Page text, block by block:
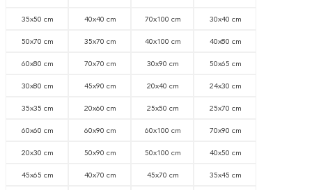
35x50 cm 40x40 cm 70x100 cm 30x40 cm
50x70 cm 35x70 cm 40x100 cm 40x80 cm
60x80 cm 70x70 cm 30x90 cm 50x65 cm
30x80 cm 45x90 cm 20x40 cm 24x30 cm
35x35 cm 20x60 cm 25x50 cm 25x70 cm
60x60 cm 60x90 cm 60x100 cm 70x90 cm
20x30 cm 50x90 cm 50x100 cm 40x50 cm
45x65 cm 40x70 cm 45x70 cm 35x45 cm